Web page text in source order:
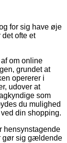
for sig have øje
ofte et
om online
grundet at
opererer i
udover at
som
du mulighed
din shopping.
hensynstagende
gør sig gældende